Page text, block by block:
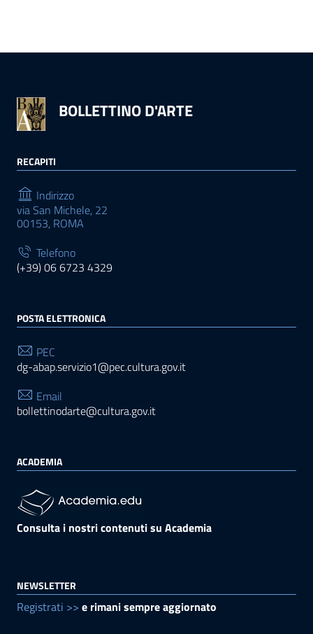
BOLLETTINO D'ARTE
RECAPITI
Indirizzo
via San Michele, 22
00153, ROMA
Telefono
(+39) 06 6723 4329
POSTA ELETTRONICA
PEC
dg-abap.servizio1@pec.cultura.gov.it
Email
bollettinodarte@cultura.gov.it
ACADEMIA
Consulta i nostri contenuti su Academia
NEWSLETTER
Registrati >> e rimani sempre aggiornato